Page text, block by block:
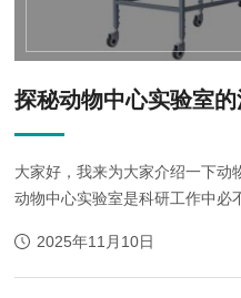
探秘动物中心实验室
大家好，我来为大家介绍一下动
动物中心实验室是科研工作中必
医学、生物学还是农业领域，动...
2025年11月10日